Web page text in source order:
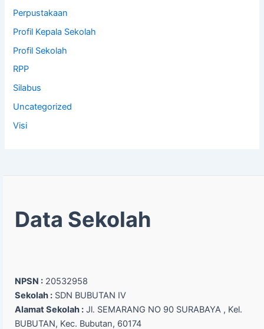
Perpustakaan
Profil Kepala Sekolah
Profil Sekolah
RPP
Silabus
Uncategorized
Visi
Data Sekolah
NPSN : 20532958
Sekolah : SDN BUBUTAN IV
Alamat Sekolah : Jl. SEMARANG NO 90 SURABAYA , Kel.
BUBUTAN, Kec. Bubutan, 60174